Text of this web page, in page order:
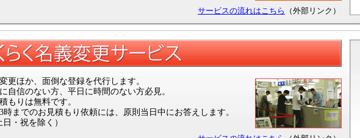
サービスの流れはこちら （外部リンク）
更ほか、面倒な登録を代行します。
自信のない方、平日に時間のない方必見。
もりは無料です。
時までのお見積もり依頼には、原則当日中にお答えします。
・祝を除く）